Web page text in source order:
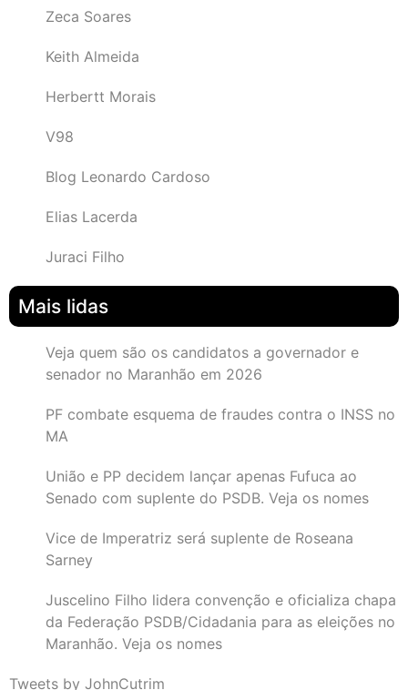
Zeca Soares
Keith Almeida
Herbertt Morais
V98
Blog Leonardo Cardoso
Elias Lacerda
Juraci Filho
Mais lidas
Veja quem são os candidatos a governador e
senador no Maranhão em 2026
PF combate esquema de fraudes contra o INSS no
MA
União e PP decidem lançar apenas Fufuca ao
Senado com suplente do PSDB. Veja os nomes
Vice de Imperatriz será suplente de Roseana
Sarney
Juscelino Filho lidera convenção e oficializa chapa
da Federação PSDB/Cidadania para as eleições no
Maranhão. Veja os nomes
Tweets by JohnCutrim